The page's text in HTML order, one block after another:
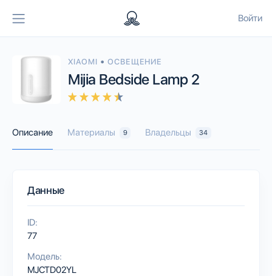
Войти
XIAOMI • ОСВЕЩЕНИЕ
Mijia Bedside Lamp 2
Описание Материалы 9 Владельцы 34
Данные
ID:
77
Модель:
MJCTD02YL